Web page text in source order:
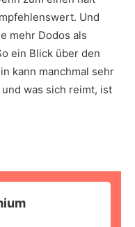
Und
mehr Dodos als
ein Blick über den
kann manchmal sehr
was sich reimt, ist